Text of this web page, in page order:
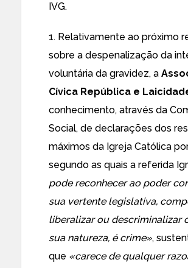
IVG.
1. Relativamente ao próximo
sobre a despenalização da
voluntária da gravidez, a
Cívica República e
conhecimento, através da
Social, de declarações dos
máximos da Igreja Católica
segundo as quais a referida
pode reconhecer ao poder
sua vertente legislativa,
liberalizar ou descriminalizar
sua natureza, é crime»,
que «carece de qualquer